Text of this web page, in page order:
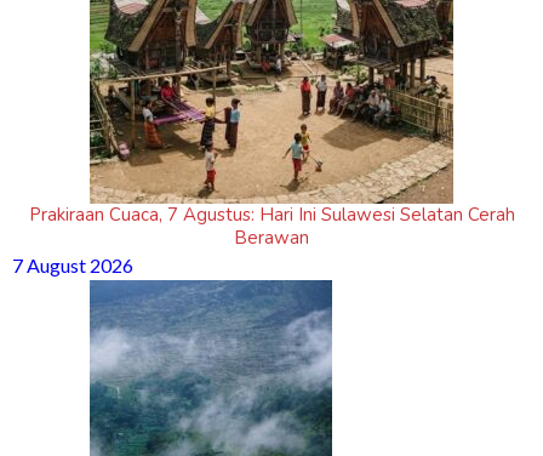
Prakiraan Cuaca, 7 Agustus: Hari Ini Sulawesi Selatan Cerah
Berawan
7 August 2026